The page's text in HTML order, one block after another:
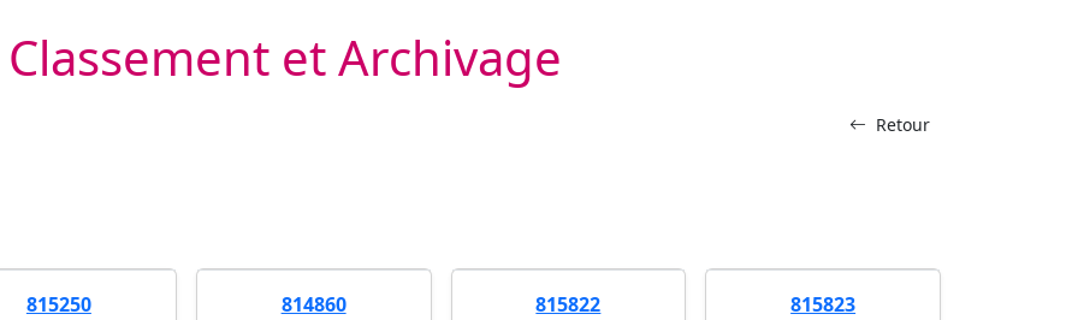
Classement et Archivage
Retour
815250 814860 815822 815823